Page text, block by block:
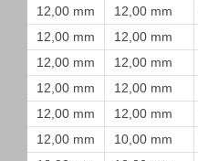
12,00 mm
12,00 mm
12,00 mm
12,00 mm
12,00 mm
12,00 mm
12,00 mm
12,00 mm
12,00 mm
12,00 mm
12,00 mm
10,00 mm